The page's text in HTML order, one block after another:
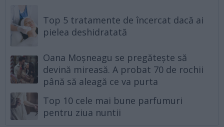
Top 5 tratamente de încercat dacă ai
pielea deshidratată
Oana Moșneagu se pregătește să
devină mireasă. A probat 70 de rochii
până să aleagă ce va purta
Top 10 cele mai bune parfumuri
pentru ziua nuntii